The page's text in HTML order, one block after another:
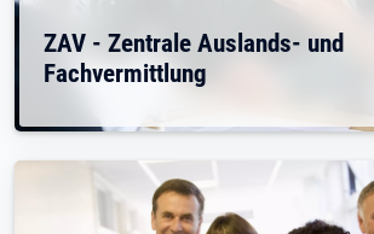
ZAV - Zentrale Auslands- und
Fachvermittlung